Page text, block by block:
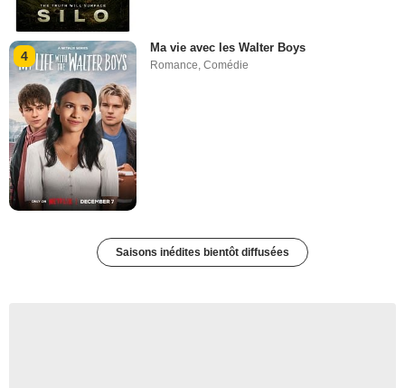
4
Ma vie avec les Walter Boys
Romance,Comédie
Saisons inédites bientôt diffusées